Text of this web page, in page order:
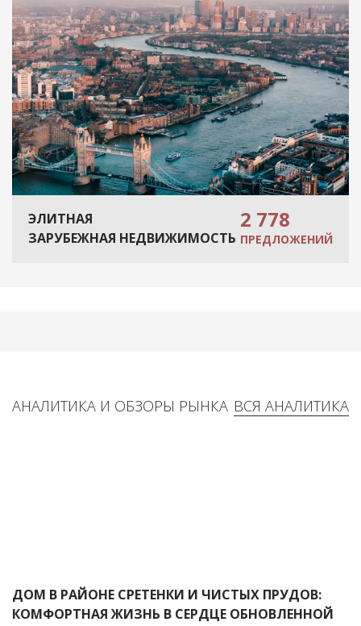
ЭЛИТНАЯ
ЗАРУБЕЖНАЯ НЕДВИЖИМОСТЬ
2 778
ПРЕДЛОЖЕНИЙ
ВСЯ АНАЛИТИКА
АНАЛИТИКА И ОБЗОРЫ РЫНКА
ДОМ В РАЙОНЕ СРЕТЕНКИ И ЧИСТЫХ ПРУДОВ:
КОМФОРТНАЯ ЖИЗНЬ В СЕРДЦЕ ОБНОВЛЕННОЙ